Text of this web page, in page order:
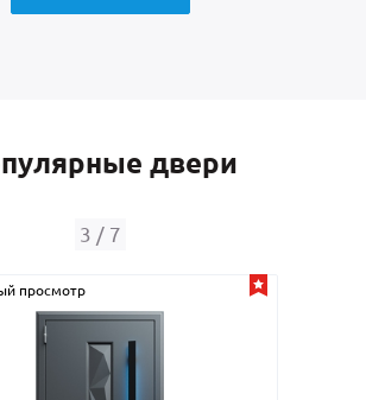
двери
3 / 7
просмотр